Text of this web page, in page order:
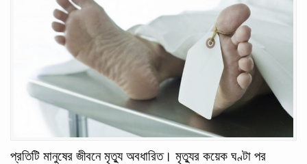
প্রতিটি মানুষের জীবনে মৃত্যু অবধারিত। মৃত্যুর কয়েক ঘণ্টা পর